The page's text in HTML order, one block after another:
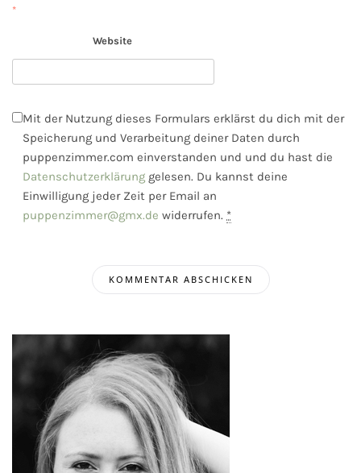
*
Website
Mit der Nutzung dieses Formulars erklärst du dich mit der
Speicherung und Verarbeitung deiner Daten durch
puppenzimmer.com einverstanden und und du hast die
Datenschutzerklärung gelesen. Du kannst deine
Einwilligung jeder Zeit per Email an
puppenzimmer@gmx.de widerrufen. *